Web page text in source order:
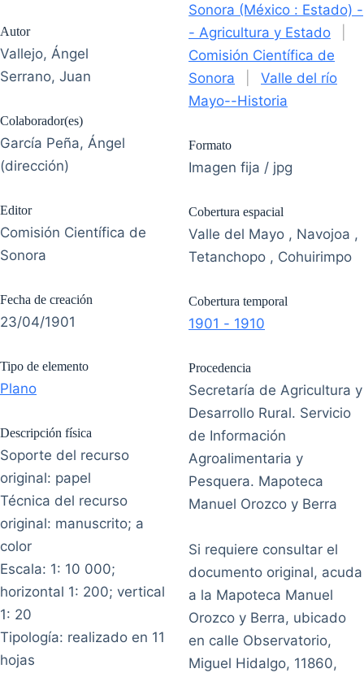
Autor
Vallejo, Ángel
Serrano, Juan
Colaborador(es)
García Peña, Ángel
(dirección)
Editor
Comisión Científica de
Sonora
Fecha de creación
23/04/1901
Tipo de elemento
Plano
Descripción física
Soporte del recurso
original: papel
Técnica del recurso
original: manuscrito; a
color
Escala: 1: 10 000;
horizontal 1: 200; vertical
1: 20
Tipología: realizado en 11
hojas
Sonora (México : Estado) -
- Agricultura y Estado
Comisión Científica de
Sonora
Valle del río
Mayo--Historia
Formato
Imagen fija / jpg
Cobertura espacial
Valle del Mayo , Navojoa ,
Tetanchopo , Cohuirimpo
Cobertura temporal
1901 - 1910
Procedencia
Secretaría de Agricultura y
Desarrollo Rural. Servicio
de Información
Agroalimentaria y
Pesquera. Mapoteca
Manuel Orozco y Berra
Si requiere consultar el
documento original, acuda
a la Mapoteca Manuel
Orozco y Berra, ubicado
en calle Observatorio,
Miguel Hidalgo, 11860,